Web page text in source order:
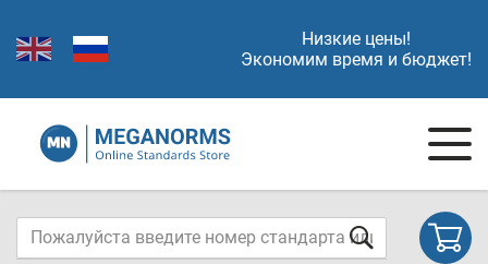
Низкие цены!
Экономим время и бюджет!